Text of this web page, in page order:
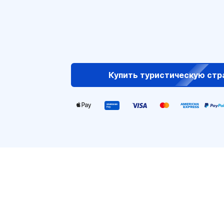
Купить туристическую